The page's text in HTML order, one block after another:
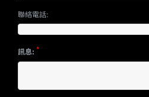
聯絡電話:
訊息: *